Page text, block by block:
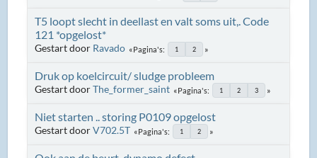
T5 loopt slecht in deellast en valt soms uit,. Code
121 *opgelost*
Gestart door Ravado Pagina's 1 2
Druk op koelcircuit/ sludge probleem
Gestart doorThe_former_saint Pagina's 1 2 3
Niet starten .. storing P0109 opgelost
Gestart doorV702.5T Pagina's 1 2